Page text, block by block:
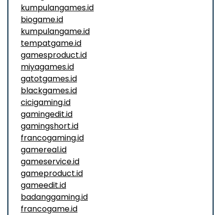
kumpulangames.id
biogame.id
kumpulangame.id
tempatgame.id
gamesproduct.id
miyagames.id
gatotgames.id
blackgames.id
cicigaming.id
gamingedit.id
gamingshort.id
francogaming.id
gamereal.id
gameservice.id
gameproduct.id
gameedit.id
badanggaming.id
francogame.id